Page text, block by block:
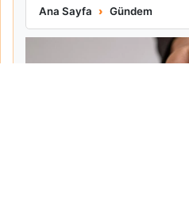
Ana Sayfa Gündem
Ziraat Ve Akbank Emekli